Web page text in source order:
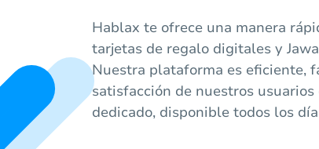
Hablax te ofrece una manera
tarjetas de regalo digitales y
Nuestra plataforma es eficiente,
satisfacción de nuestros
dedicado, disponible todos los